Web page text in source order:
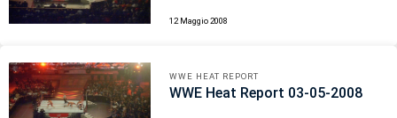
12 Maggio 2008
WWE HEAT REPORT
WWE Heat Report 03-05-2008